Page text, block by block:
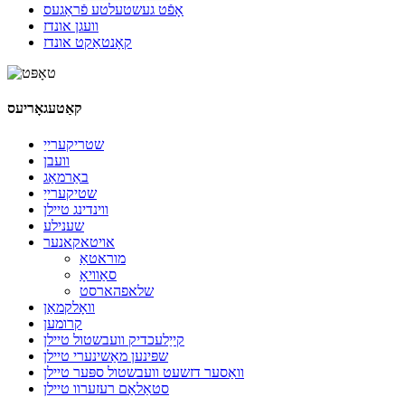
אָפֿט געשטעלטע פֿראַגעס
וועגן אונדז
קאָנטאַקט אונדז
קאַטעגאָריעס
שטריקערייַ
וועבן
באַרמאַג
שטיקערייַ
ווינדינג טיילן
שענילע
אויטאקאנער
מוראטאַ
סאַוויאָ
שלאפהארסט
וואָלקמאַן
קרומען
קייַלעכדיק וועבשטול טיילן
שפּינען מאַשינערי טיילן
וואַסער דזשעט וועבשטול ספּער טיילן
סטאַלאַם רעזערוו טיילן